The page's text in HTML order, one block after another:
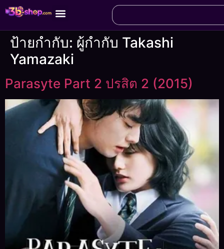
ป้ายกำกับ: ผู้กำกับ Takashi
Yamazaki
Parasyte Part 2 ปรสิต 2 (2015)